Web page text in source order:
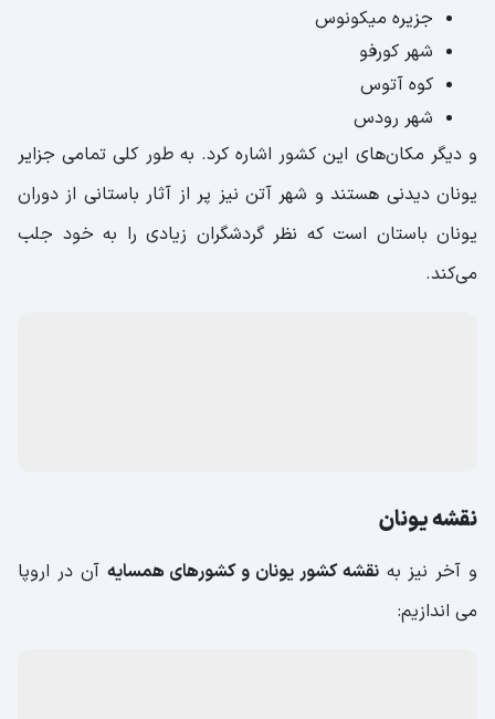
جزیره میکونوس
شهر کورفو
کوه آتوس
شهر رودس
و دیگر مکان‌های این کشور اشاره کرد. به طور کلی تمامی جزایر
یونان دیدنی هستند و شهر آتن نیز پر از آثار باستانی از دوران
یونان باستان است که نظر گردشگران زیادی را به خود جلب
می‌کند.
نقشه یونان
و آخر نیز بهنقشه کشور یونان و کشورهای همسایه آن در اروپا
می اندازیم: